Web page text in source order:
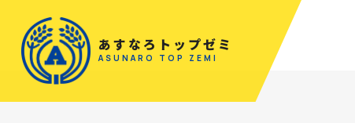
あすなろトップゼミ
ASUNARO TOP ZEMI